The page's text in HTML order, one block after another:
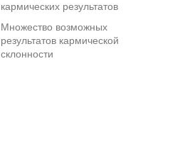
кармических результатов
Множество возможных
результатов кармической
склонности